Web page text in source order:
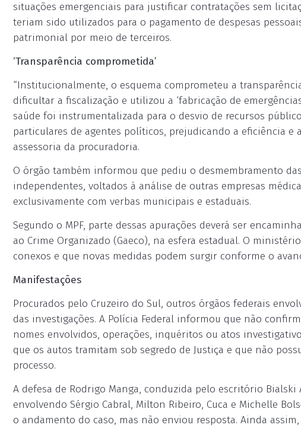
situações emergenciais para justificar contratações sem
teriam sido utilizados para o pagamento de despesas
patrimonial por meio de terceiros.
‘Transparência comprometida’
“Institucionalmente, o esquema comprometeu a
dificultar a fiscalização e utilizou a ‘fabricação de
saúde foi instrumentalizada para o desvio de recursos
particulares de agentes políticos, prejudicando a eficiência e
assessoria da procuradoria.
O órgão também informou que pediu o desmembramento
independentes, voltados à análise de outras empresas
exclusivamente com verbas municipais e estaduais.
Segundo o MPF, parte dessas apurações deverá ser
ao Crime Organizado (Gaeco), na esfera estadual. O
conexos e que novas medidas podem surgir conforme o
Manifestações
Procurados pelo Cruzeiro do Sul, outros órgãos federais
das investigações. A Polícia Federal informou que não
nomes envolvidos, operações, inquéritos ou atos
que os autos tramitam sob segredo de Justiça e que não
processo.
A defesa de Rodrigo Manga, conduzida pelo escritório
envolvendo Sérgio Cabral, Milton Ribeiro, Cuca e Michelle
o andamento do caso, mas não enviou resposta. Ainda assim,